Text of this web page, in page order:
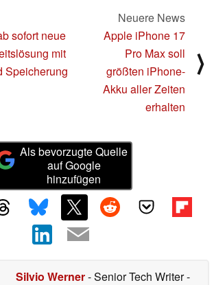
sofort neue
mit
Speicherung
Neuere News
Apple iPhone 17
Pro Max soll
größten iPhone-
Akku aller Zeiten
erhalten
⟩
Als bevorzugte Quelle
auf Google
hinzufügen
Silvio Werner- Senior Tech Writer-